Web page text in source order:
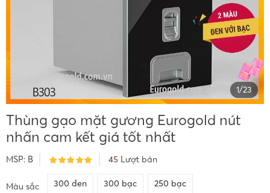
1/23
Thùng gạo mặt gương Eurogold nút
nhấn cam kết giá tốt nhất
MSP: B 45 Lượt bán
Màu sắc 300 đen 300 bạc 250 bạc